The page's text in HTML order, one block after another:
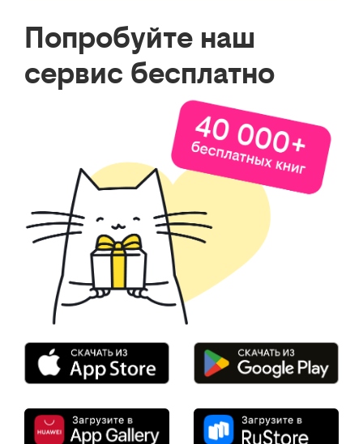
Попробуйте наш
сервис бесплатно